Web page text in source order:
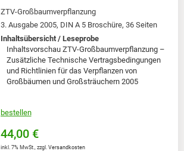
ZTV-Großbaumverpflanzung
3. Ausgabe 2005, DIN A 5 Broschüre, 36 Seiten
Inhaltsübersicht / Leseprobe
Inhaltsvorschau ZTV-Großbaumverpflanzung –
Zusätzliche Technische Vertragsbedingungen
und Richtlinien für das Verpflanzen von
Großbäumen und Großsträuchern 2005
bestellen
44,00 €
inkl. 7% MwSt., zzgl. Versandkosten